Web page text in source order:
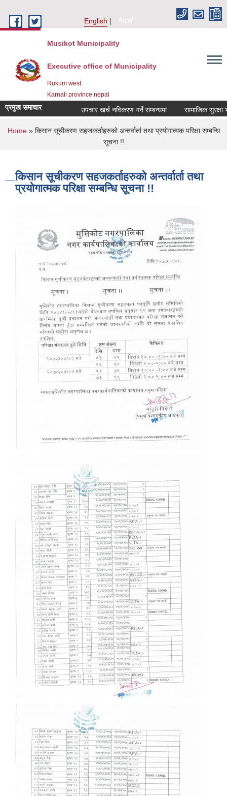
English
नेपाली
Musikot Municipality
Executive office of Municipality
Rukum west
Karnali province nepal
प्रमुख समाचार उपचार खर्च नविकरण गर्ने सम्बन्धमा
You are here
Home» किसान सूचीकरण सहजकर्ताहरुको अन्तर्वार्ता तथा प्रयोगात्मक परिक्षा सम्बन्धि
सूचना !!
किसान सूचीकरण सहजकर्ताहरुको अन्तर्वार्ता तथा
प्रयोगात्मक परिक्षा सम्बन्धि सूचना !!